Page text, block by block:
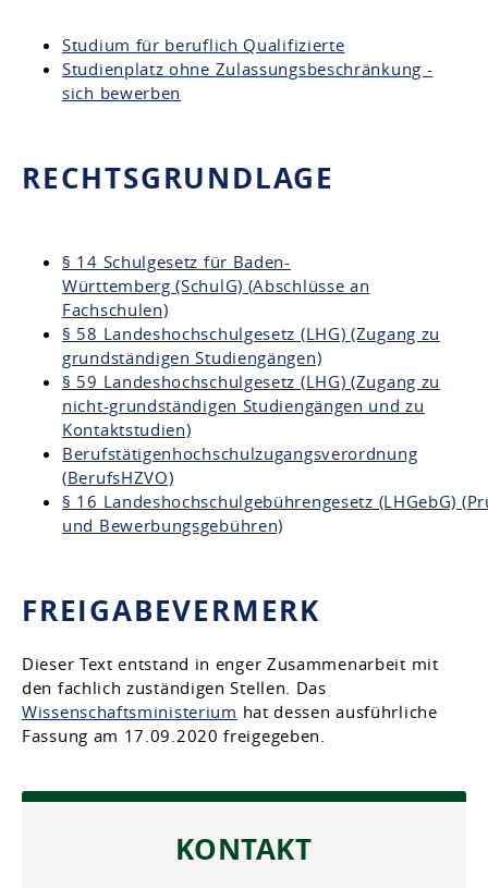
Studium für beruflich Qualifizierte
Studienplatz ohne Zulassungsbeschränkung -
sich bewerben
RECHTSGRUNDLAGE
§ 14 Schulgesetz für Baden-
Württemberg (SchulG) (Abschlüsse an
Fachschulen)
§ 58 Landeshochschulgesetz (LHG) (Zugang zu
grundständigen Studiengängen)
§ 59 Landeshochschulgesetz (LHG) (Zugang zu
nicht-grundständigen Studiengängen und zu
Kontaktstudien)
Berufstätigenhochschulzugangsverordnung
(BerufsHZVO)
§ 16 Landeshochschulgebührengesetz (LHGebG)
und Bewerbungsgebühren)
FREIGABEVERMERK
Dieser Text entstand in enger Zusammenarbeit mit
den fachlich zuständigen Stellen. Das
Wissenschaftsministerium hat dessen ausführliche
Fassung am 17.09.2020 freigegeben.
KONTAKT